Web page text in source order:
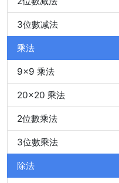
3位數减法
乘法
9x9 乘法
20x20 乘法
2位數乘法
3位數乘法
除法